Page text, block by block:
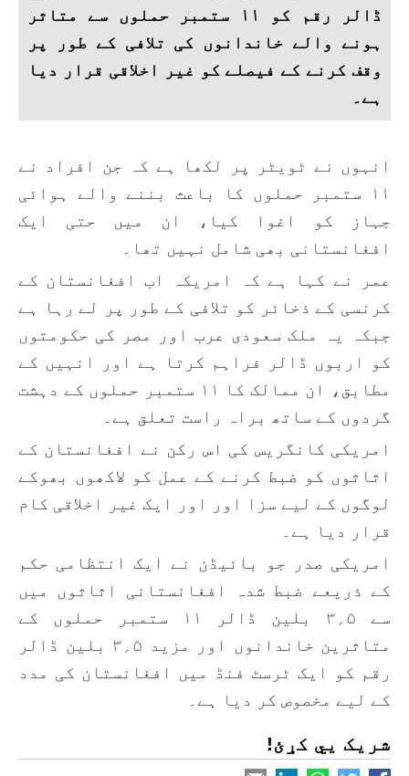
ڈالر رقم کو ۱۱ ستمبر حملوں سے متاثر
ہونے والے خاندانوں کی تلافی کے طور پر
وقف کرنے کے فیصلے کو غیر اخلاقی قرار دیا
ہے۔
انہوں نے ٹویٹر پر لکھا ہے کہ جن افراد نے
۱۱ ستمبر حملوں کا باعث بننے والے ہوائی
جہاز کو اغوا کیا، ان میں حتی ایک
افغانستانی بھی شامل نہیں تھا۔
عمر نے کہا ہے کہ امریکہ اب افغانستان کے
کرنسی کے ذخائر کو تلافی کے طور پر لے رہا ہے
جبکہ یہ ملک سعودی عرب اور مصر کی حکومتوں
کو اربوں ڈالر فراہم کرتا ہے اور انہیں کے
مطابق، ان ممالک کا ۱۱ ستمبر حملوں کے دہشت
گردوں کے ساتھ براہ راست تعلق ہے۔
امریکی کانگریس کی اس رکن نے افغانستان کے
اثاثوں کو ضبط کرنے کے عمل کو لاکھوں بھوکے
لوگوں کے لیے سزا اور اور ایک غیر اخلاقی کام
قرار دیا ہے۔
امریکی صدر جو بائیڈن نے ایک انتظامی حکم
کے ذریعے ضبط شدہ افغانستانی اثاثوں میں
سے ۵؍۳ بلین ڈالر ۱۱ ستمبر حملوں کے
متاثرین خاندانوں اور مزید ۵؍۳ بلین ڈالر
رقم کو ایک ٹرسٹ فنڈ میں افغانستان کی مدد
کے لیے مخصوص کر دیا ہے۔
شریک یي کړئ!